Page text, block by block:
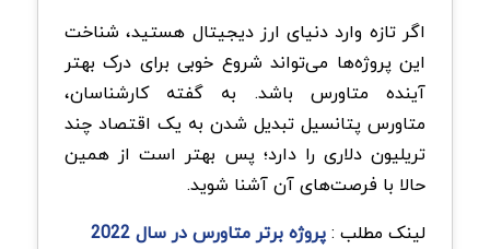
اگر تازه وارد دنیای ارز دیجیتال هستید، شناخت
این پروژه‌ها می‌تواند شروع خوبی برای درک بهتر
آینده متاورس باشد. به گفته کارشناسان،
متاورس پتانسیل تبدیل شدن به یک اقتصاد چند
تریلیون دلاری را دارد؛ پس بهتر است از همین
حالا با فرصت‌های آن آشنا شوید.
لینک مطلب :پروژه برتر متاورس در سال 2022